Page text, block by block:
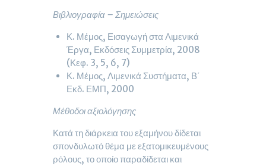
Βιβλιογραφία – Σημειώσεις
Κ. Μέμος, Εισαγωγή στα Λιμενικά
Έργα, Εκδόσεις Συμμετρία, 2008
(Κεφ. 3, 5, 6, 7)
Κ. Μέμος, Λιμενικά Συστήματα, Β΄
Εκδ. ΕΜΠ, 2000
Μέθοδοι αξιολόγησης
Κατά τη διάρκεια του εξαμήνου δίδεται
σπονδυλωτό θέμα με εξατομικευμένους
ρόλους, το οποίο παραδίδεται και